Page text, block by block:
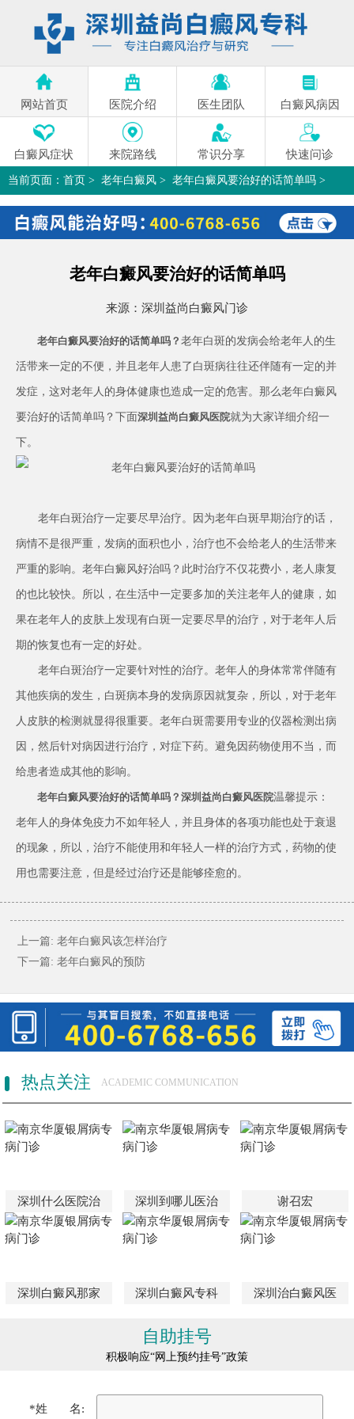
网站首页 医院介绍 医生团队 白癜风病因
白癜风症状 来院路线 常识分享 快速问诊
当前页面： 首页 > 老年白癜风 > 老年白癜风要治好的话简单吗 >
老年白癜风要治好的话简单吗
来源： 深圳益尚白癜风门诊
老年白癜风要治好的话简单吗？老年白斑的发病会给老年人的生
活带来一定的不便，并且老年人患了白斑病往往还伴随有一定的并
发症，这对老年人的身体健康也造成一定的危害。那么老年白癜风
要治好的话简单吗？下面深圳益尚白癜风医院就为大家详细介绍一
下。
老年白斑治疗一定要尽早治疗。因为老年白斑早期治疗的话，
病情不是很严重，发病的面积也小，治疗也不会给老人的生活带来
严重的影响。老年白癜风好治吗？此时治疗不仅花费小，老人康复
的也比较快。所以，在生活中一定要多加的关注老年人的健康，如
果在老年人的皮肤上发现有白斑一定要尽早的治疗，对于老年人后
期的恢复也有一定的好处。
老年白斑治疗一定要针对性的治疗。老年人的身体常常伴随有
其他疾病的发生，白斑病本身的发病原因就复杂，所以，对于老年
人皮肤的检测就显得很重要。老年白斑需要用专业的仪器检测出病
因，然后针对病因进行治疗，对症下药。避免因药物使用不当，而
给患者造成其他的影响。
老年白癜风要治好的话简单吗？深圳益尚白癜风医院温馨提示：
老年人的身体免疫力不如年轻人，并且身体的各项功能也处于衰退
的现象，所以，治疗不能使用和年轻人一样的治疗方式，药物的使
用也需要注意，但是经过治疗还是能够痊愈的。
上一篇: 老年白癜风该怎样治疗
下一篇: 老年白癜风的预防
热点关注 ACADEMIC COMMUNICATION
深圳什么医院治 深圳到哪儿医治 谢召宏
深圳白癜风那家 深圳白癜风专科 深圳治白癜风医
自助挂号
积极响应“网上预约挂号”政策
*姓 名: